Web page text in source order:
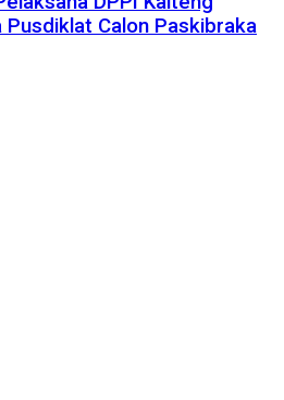
Calon Paskibraka